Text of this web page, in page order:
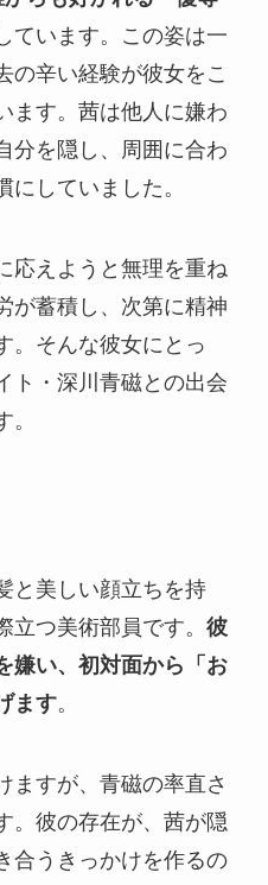
ています。この姿は一
の辛い経験が彼女をこ
ます。茜は他人に嫌わ
分を隠し、周囲に合わ
していました。
応えようと無理を重ね
が蓄積し、次第に精神
。そんな彼女にとっ
ト・深川青磁との出会
と美しい顔立ちを持
つ美術部員です。 彼
嫌い、初対面から「お
ます。
ますが、青磁の率直さ
彼の存在が、茜が隠
合うきっかけを作るの